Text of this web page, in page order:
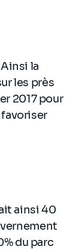
la
les près
2017 pour
ainsi 40
du parc